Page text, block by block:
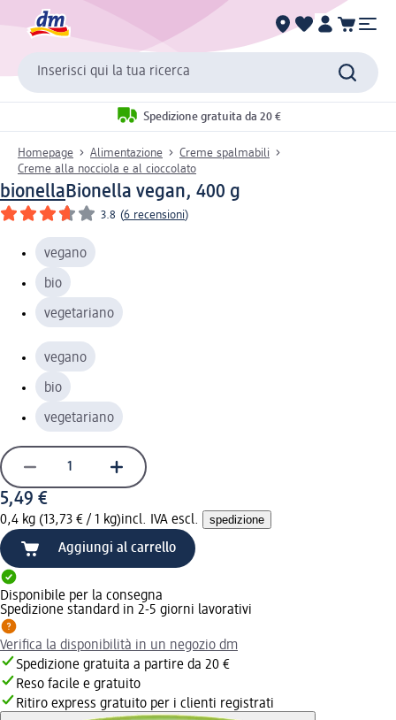
Inserisci qui la tua ricerca
Spedizione gratuita da 20 €
Homepage Alimentazione
Creme spalmabili
Creme alla nocciola e al cioccolato
bionellaBionella vegan, 400 g
3.8 (6 recensioni)
vegano
bio
vegetariano
vegano
bio
vegetariano
5,49 €
0,4 kg (13,73 € / 1 kg)incl. IVA escl. spedizione
Aggiungi al carrello
Disponibile per la consegna
Spedizione standard in 2-5 giorni lavorativi
Verifica la disponibilità in un negozio dm
Spedizione gratuita a partire da 20 €
Reso facile e gratuito
Ritiro express gratuito per i clienti registrati